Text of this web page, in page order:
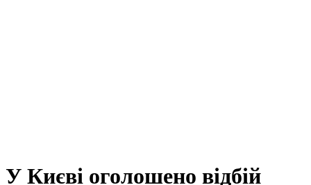
У Києві оголошено відбій